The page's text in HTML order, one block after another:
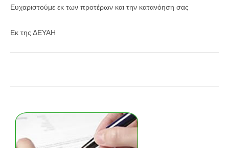
Ευχαριστούμε εκ των προτέρων και την κατανόηση σας
Εκ της ΔΕΥΑΗ